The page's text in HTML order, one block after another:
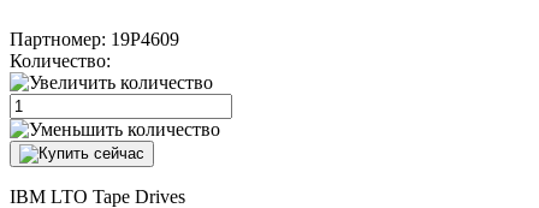
Партномер: 19P4609
Количество:
IBM LTO Tape Drives